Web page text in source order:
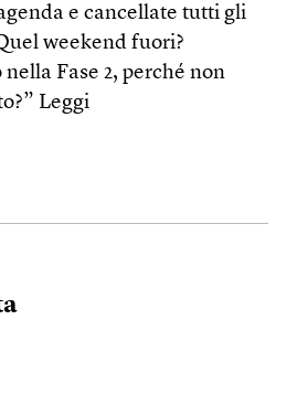
e cancellate tutti gli
weekend fuori?
Fase 2, perché non
Leggi